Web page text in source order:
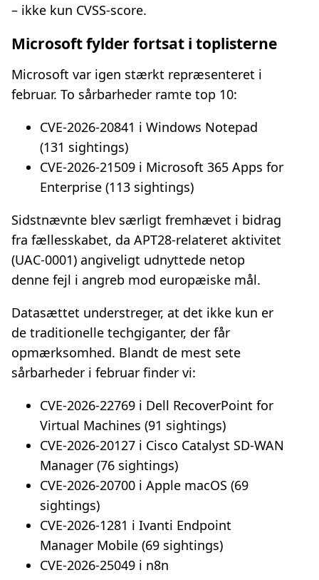
– ikke kun CVSS‑score.
Microsoft fylder fortsat i toplisterne
Microsoft var igen stærkt repræsenteret i
februar. To sårbarheder ramte top 10:
CVE‑2026‑20841 i Windows Notepad
(131 sightings)
CVE‑2026‑21509 i Microsoft 365 Apps for
Enterprise (113 sightings)
Sidstnævnte blev særligt fremhævet i bidrag
fra fællesskabet, da APT28‑relateret aktivitet
(UAC‑0001) angiveligt udnyttede netop
denne fejl i angreb mod europæiske mål.
Datasættet understreger, at det ikke kun er
de traditionelle techgiganter, der får
opmærksomhed. Blandt de mest sete
sårbarheder i februar finder vi:
CVE‑2026‑22769 i Dell RecoverPoint for
Virtual Machines (91 sightings)
CVE‑2026‑20127 i Cisco Catalyst SD‑WAN
Manager (76 sightings)
CVE‑2026‑20700 i Apple macOS (69
sightings)
CVE‑2026‑1281 i Ivanti Endpoint
Manager Mobile (69 sightings)
CVE‑2026‑25049 i n8n